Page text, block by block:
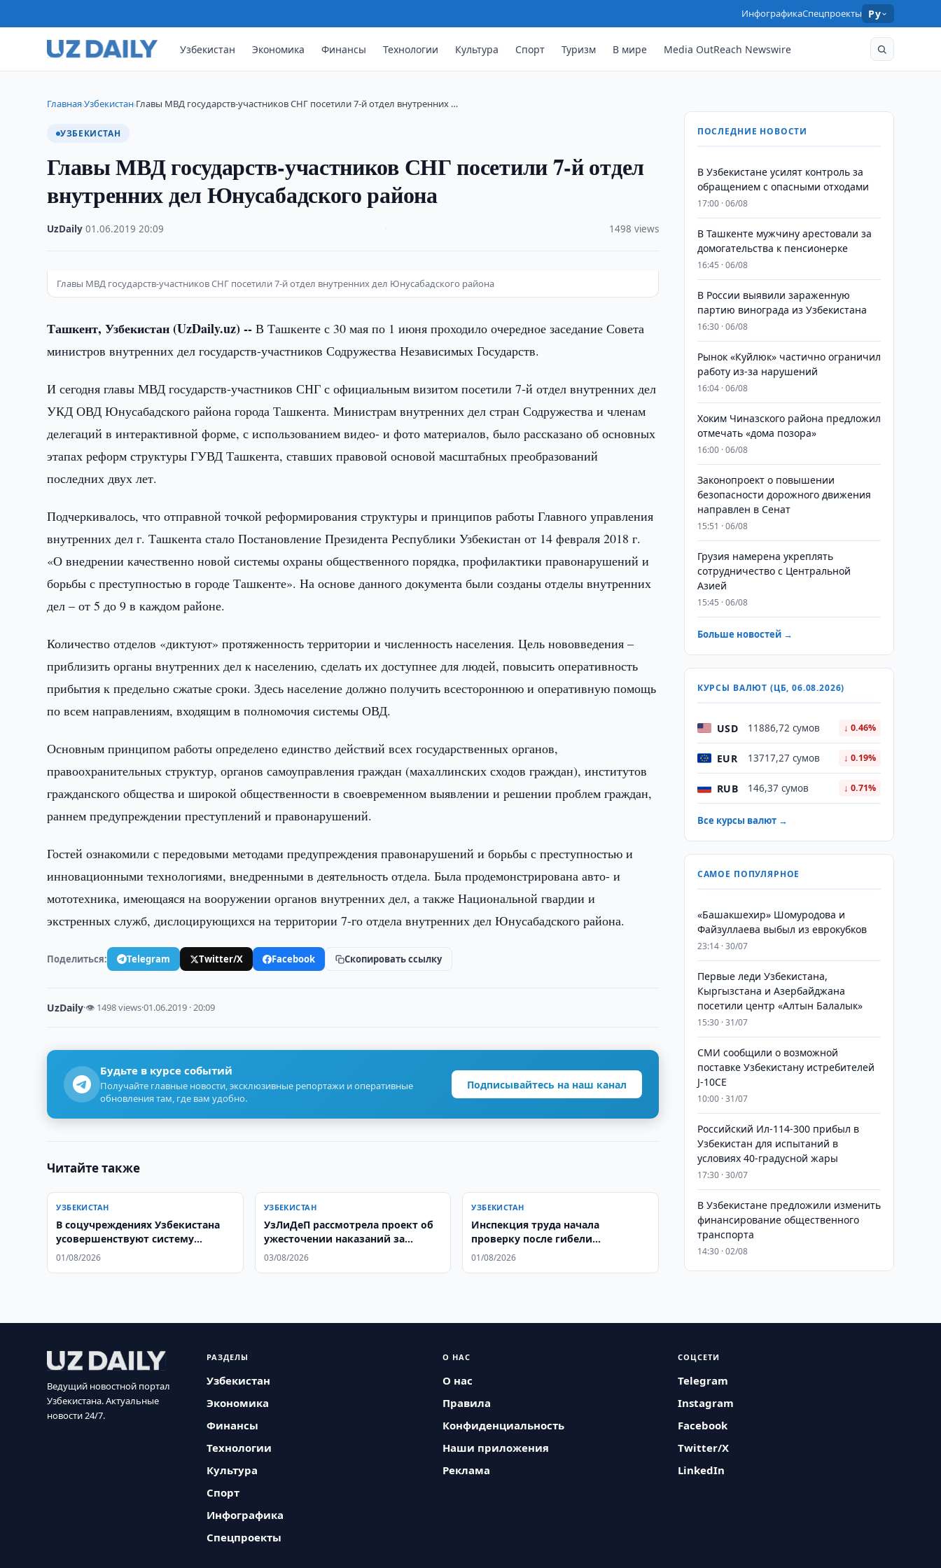
ИнфографикаСпецпроекты Ру
Узбекистан Экономика Финансы Технологии Культура Спорт Туризм В мире Media OutReach Newswire
Главная›Узбекистан›Главы МВД государств-участников СНГ посетили 7-й отдел внутренних …
УЗБЕКИСТАН
Главы МВД государств-участников СНГ посетили 7-й отдел
внутренних дел Юнусабадского района
UzDaily ·01.06.2019 ·20:09 1498 views
Главы МВД государств-участников СНГ посетили 7-й отдел внутренних дел Юнусабадского района
Ташкент, Узбекистан (UzDaily.uz) -- В Ташкенте с 30 мая по 1 июня проходило очередное заседание Совета
министров внутренних дел государств-участников Содружества Независимых Государств.
И сегодня главы МВД государств-участников СНГ с официальным визитом посетили 7-й отдел внутренних дел
УКД ОВД Юнусабадского района города Ташкента. Министрам внутренних дел стран Содружества и членам
делегаций в интерактивной форме, с использованием видео- и фото материалов, было рассказано об основных
этапах реформ структуры ГУВД Ташкента, ставших правовой основой масштабных преобразований
последних двух лет.
Подчеркивалось, что отправной точкой реформирования структуры и принципов работы Главного управления
внутренних дел г. Ташкента стало Постановление Президента Республики Узбекистан от 14 февраля 2018 г.
«О внедрении качественно новой системы охраны общественного порядка, профилактики правонарушений и
борьбы с преступностью в городе Ташкенте». На основе данного документа были созданы отделы внутренних
дел – от 5 до 9 в каждом районе.
Количество отделов «диктуют» протяженность территории и численность населения. Цель нововведения –
приблизить органы внутренних дел к населению, сделать их доступнее для людей, повысить оперативность
прибытия к предельно сжатые сроки. Здесь население должно получить всестороннюю и оперативную помощь
по всем направлениям, входящим в полномочия системы ОВД.
Основным принципом работы определено единство действий всех государственных органов,
правоохранительных структур, органов самоуправления граждан (махаллинских сходов граждан), институтов
гражданского общества и широкой общественности в своевременном выявлении и решении проблем граждан,
раннем предупреждении преступлений и правонарушений.
Гостей ознакомили с передовыми методами предупреждения правонарушений и борьбы с преступностью и
инновационными технологиями, внедренными в деятельность отдела. Была продемонстрирована авто- и
мототехника, имеющаяся на вооружении органов внутренних дел, а также Национальной гвардии и
экстренных служб, дислоцирующихся на территории 7-го отдела внутренних дел Юнусабадского района.
Поделиться: Telegram Twitter/X Facebook Скопировать ссылку
UzDaily·👁 1498 views·01.06.2019 · 20:09
Будьте в курсе событий
Получайте главные новости, эксклюзивные репортажи и оперативные
обновления там, где вам удобно.
Подписывайтесь на наш канал
Читайте также
УЗБЕКИСТАН
В соцучреждениях Узбекистана
усовершенствуют систему
здорового питания
01/08/2026
УЗБЕКИСТАН
УзЛиДеП рассмотрела проект об
ужесточении наказаний за
нарушения ПДД
03/08/2026
УЗБЕКИСТАН
Инспекция труда начала
проверку после гибели
сотрудника «Инсон»
01/08/2026
ПОСЛЕДНИЕ НОВОСТИ
В Узбекистане усилят контроль за
обращением с опасными отходами
17:00 · 06/08
В Ташкенте мужчину арестовали за
домогательства к пенсионерке
16:45 · 06/08
В России выявили зараженную
партию винограда из Узбекистана
16:30 · 06/08
Рынок «Куйлюк» частично ограничил
работу из-за нарушений
16:04 · 06/08
Хоким Чиназского района предложил
отмечать «дома позора»
16:00 · 06/08
Законопроект о повышении
безопасности дорожного движения
направлен в Сенат
15:51 · 06/08
Грузия намерена укреплять
сотрудничество с Центральной
Азией
15:45 · 06/08
Больше новостей →
КУРСЫ ВАЛЮТ (ЦБ, 06.08.2026)
USD 11886,72 сумов ↓ 0.46%
EUR 13717,27 сумов ↓ 0.19%
RUB 146,37 сумов ↓ 0.71%
Все курсы валют →
САМОЕ ПОПУЛЯРНОЕ
«Башакшехир» Шомуродова и
Файзуллаева выбыл из еврокубков
23:14 · 30/07
Первые леди Узбекистана,
Кыргызстана и Азербайджана
посетили центр «Алтын Балалык»
15:30 · 31/07
СМИ сообщили о возможной
поставке Узбекистану истребителей
J-10CE
10:00 · 31/07
Российский Ил-114-300 прибыл в
Узбекистан для испытаний в
условиях 40-градусной жары
17:30 · 30/07
В Узбекистане предложили изменить
финансирование общественного
транспорта
14:30 · 02/08
Ведущий новостной портал
Узбекистана. Актуальные
новости 24/7.
РАЗДЕЛЫ
Узбекистан
Экономика
Финансы
Технологии
Культура
Спорт
Инфографика
Спецпроекты
О НАС
О нас
Правила
Конфиденциальность
Наши приложения
Реклама
СОЦСЕТИ
Telegram
Instagram
Facebook
Twitter/X
LinkedIn